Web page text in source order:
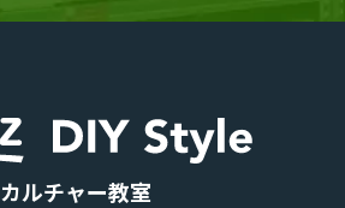
カルチャー教室